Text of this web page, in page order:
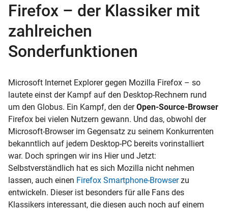
Firefox – der Klassiker mit
zahlreichen
Sonderfunktionen
Microsoft Internet Explorer gegen Mozilla Firefox – so
lautete einst der Kampf auf den Desktop-Rechnern rund
um den Globus. Ein Kampf, den derOpen-Source-Browser
Firefox bei vielen Nutzern gewann. Und das, obwohl der
Microsoft-Browser im Gegensatz zu seinem Konkurrenten
bekanntlich auf jedem Desktop-PC bereits vorinstalliert
war. Doch springen wir ins Hier und Jetzt:
Selbstverständlich hat es sich Mozilla nicht nehmen
lassen, auch einen Firefox Smartphone-Browserzu
entwickeln. Dieser ist besonders für alle Fans des
Klassikers interessant, die diesen auch noch auf einem